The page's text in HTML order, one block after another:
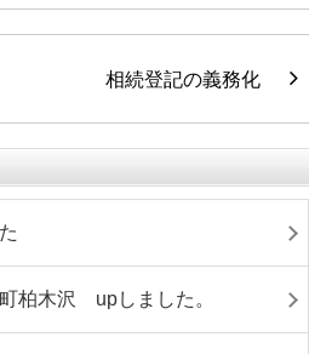
相続登記の義務化
柏木沢 upしました。